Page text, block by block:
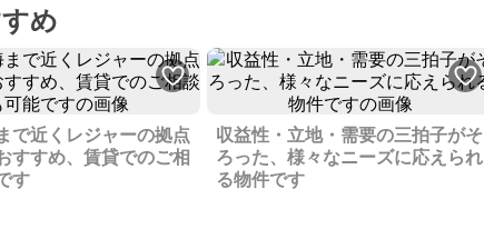
め
で近くレジャーの拠点
すすめ、賃貸でのご相
す
収益性・立地・需要の三拍子がそ
ろった、様々なニーズに応えられ
る物件です